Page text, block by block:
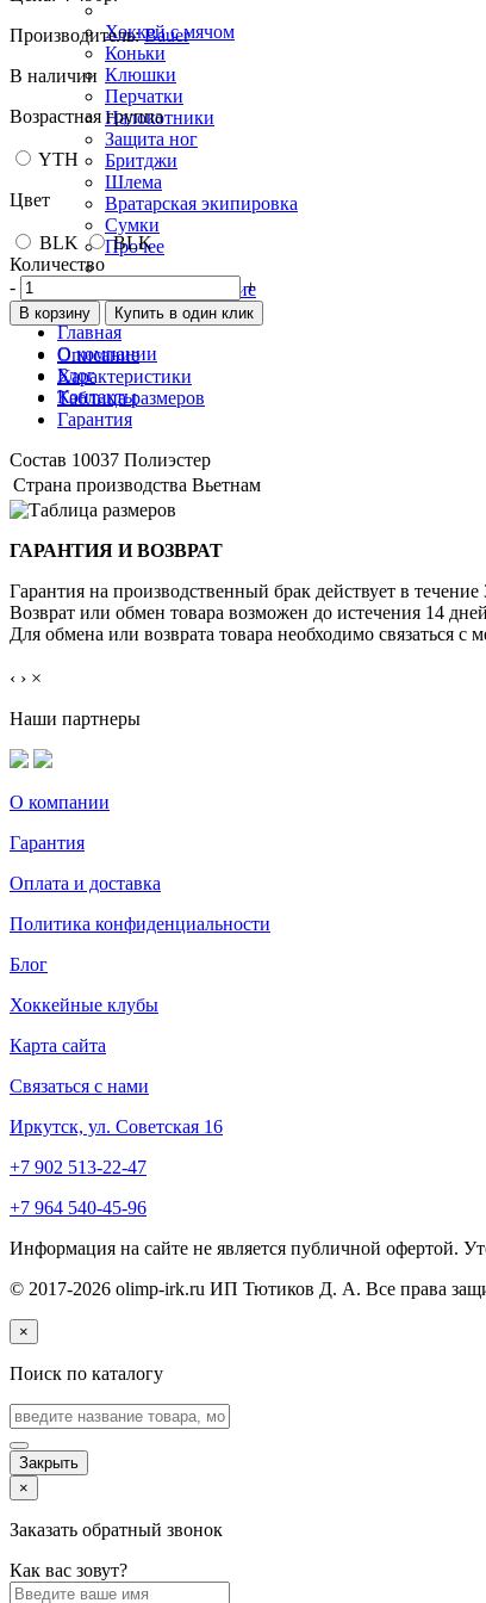
Хоккей с мячом
Коньки
Клюшки
Перчатки
Налокотники
Защита ног
Бритджи
Шлема
Вратарская экипировка
Сумки
Прочее
Фигурное катание
Главная
О компании
Блог
Контакты
Производитель:Bauer
В наличии
Возрастная группа
YTH
Цвет
BLK
BLK
Количество
-
+
В корзину Купить в один клик
Описание
Характеристики
Таблица размеров
Гарантия
Состав 10037 Полиэстер
Страна производства Вьетнам
ГАРАНТИЯ И ВОЗВРАТ
Гарантия на производственный брак действует в
Возврат или обмен товара возможен до истечения 14
Для обмена или возврата товара необходимо связаться с
‹ › ×
Наши партнеры
О компании
Гарантия
Оплата и доставка
Политика конфиденциальности
Блог
Хоккейные клубы
Карта сайта
Связаться с нами
Иркутск, ул. Советская 16
+7 902 513-22-47
+7 964 540-45-96
Информация на сайте не является публичной офертой.
© 2017-2026 olimp-irk.ru ИП Тютиков Д. А. Все права
×
Поиск по каталогу
Закрыть
×
Заказать обратный звонок
Как вас зовут?